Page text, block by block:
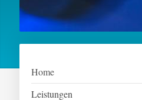
Home
Leistungen